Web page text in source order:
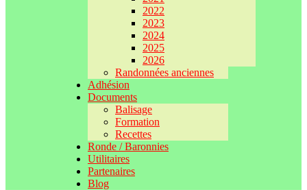
2022
2023
2024
2025
2026
Randonnées anciennes
Adhésion
Documents
Balisage
Formation
Recettes
Ronde / Baronnies
Utilitaires
Partenaires
Blog